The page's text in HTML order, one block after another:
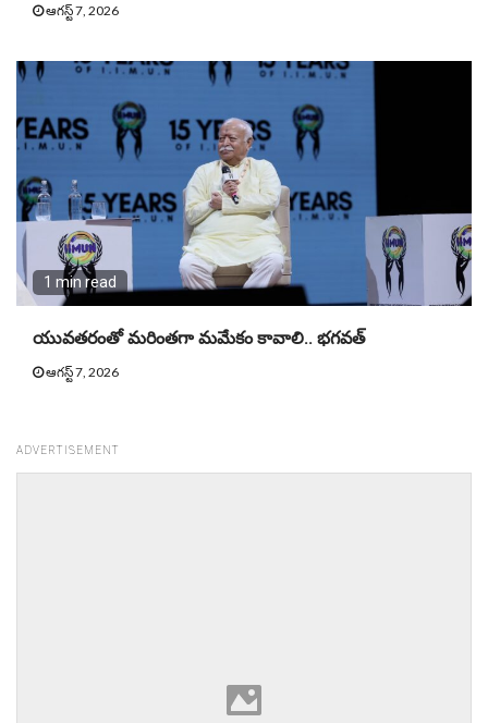
ఆగస్ట్ 7, 2026
1 min read
యువతరంతో మరింతగా మమేకం కావాలి.. భగవత్
ఆగస్ట్ 7, 2026
ADVERTISEMENT